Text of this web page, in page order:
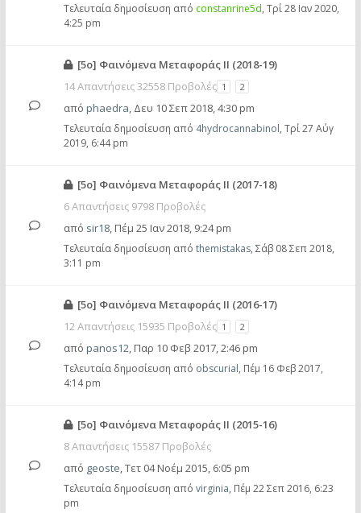
Τελευταία δημοσίευση από constanrine5d, Τρί 28 Ιαν 2020,
4:25 pm
[5ο] Φαινόμενα Μεταφοράς ΙΙ (2018-19)
14 Απαντήσεις 32558 Προβολές 1 2
από phaedra, Δευ 10 Σεπ 2018, 4:30 pm
Τελευταία δημοσίευση από 4hydrocannabinol, Τρί 27 Αύγ
2019, 6:44 pm
[5ο] Φαινόμενα Μεταφοράς ΙΙ (2017-18)
6 Απαντήσεις 9798 Προβολές
από sir18, Πέμ 25 Ιαν 2018, 9:24 pm
Τελευταία δημοσίευση από themistakas, Σάβ 08 Σεπ 2018,
3:11 pm
[5ο] Φαινόμενα Μεταφοράς ΙΙ (2016-17)
12 Απαντήσεις 15935 Προβολές 1 2
από panos12, Παρ 10 Φεβ 2017, 2:46 pm
Τελευταία δημοσίευση από obscurial, Πέμ 16 Φεβ 2017,
4:14 pm
[5ο] Φαινόμενα Μεταφοράς ΙΙ (2015-16)
8 Απαντήσεις 15587 Προβολές
από geoste,Τετ 04 Νοέμ 2015, 6:05 pm
Τελευταία δημοσίευση από virginia, Πέμ 22 Σεπ 2016, 6:23
pm